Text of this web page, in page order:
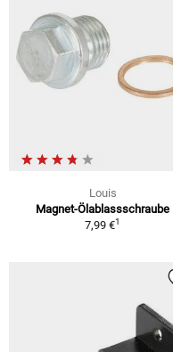
Louis
Magnet-Ölablassschraube
7,99 €1